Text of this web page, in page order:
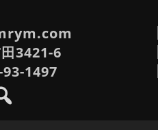
3421-6
1497